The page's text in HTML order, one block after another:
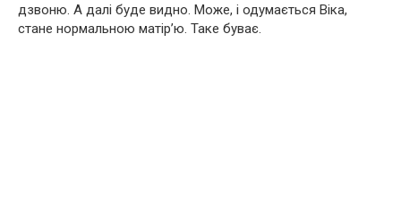
дзвоню. А далі буде видно. Може, і одумається Віка,
стане нормальною матір’ю. Таке буває.